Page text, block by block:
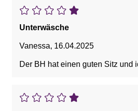
Unterwäsche
Vanessa, 16.04.2025
Der BH hat einen guten Sitz und